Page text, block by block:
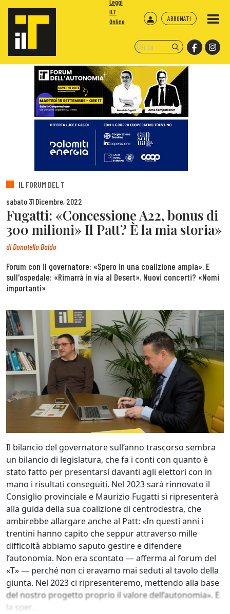
ABBONATI
Leggi
ILT
Online
IL FORUM DEL T
sabato 31 Dicembre, 2022
Fugatti: «Concessione A22, bonus di
300 milioni» Il Patt? È la mia storia»
diDonatello Baldo
Forum con il governatore: «Spero in una coalizione ampia». E
sull'ospedale: «Rimarrà in via al Desert». Nuovi concerti? «Nomi
importanti»
Il bilancio del governatore sull’anno trascorso sembra
un bilancio di legislatura, che fa i conti con quanto è
stato fatto per presentarsi davanti agli elettori con in
mano i risultati conseguiti. Nel 2023 sarà rinnovato il
Consiglio provinciale e Maurizio Fugatti si ripresenterà
alla guida della sua coalizione di centrodestra, che
ambirebbe allargare anche al Patt: «In questi anni i
trentini hanno capito che seppur attraverso mille
difficoltà abbiamo saputo gestire e difendere
l’autonomia. Non era scontato — afferma al forum del
«T» — perché non ci eravamo mai seduti al tavolo della
giunta. Nel 2023 ci ripresenteremo, mettendo alla base
del nostro progetto proprio il valore dell’autonomia». E
la sper...